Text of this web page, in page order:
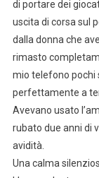
di portare dei
uscita di corsa sul
dalla donna che
rimasto
mio telefono pochi
perfettamente a
Avevano usato
rubato due anni di
avidità.
Una calma